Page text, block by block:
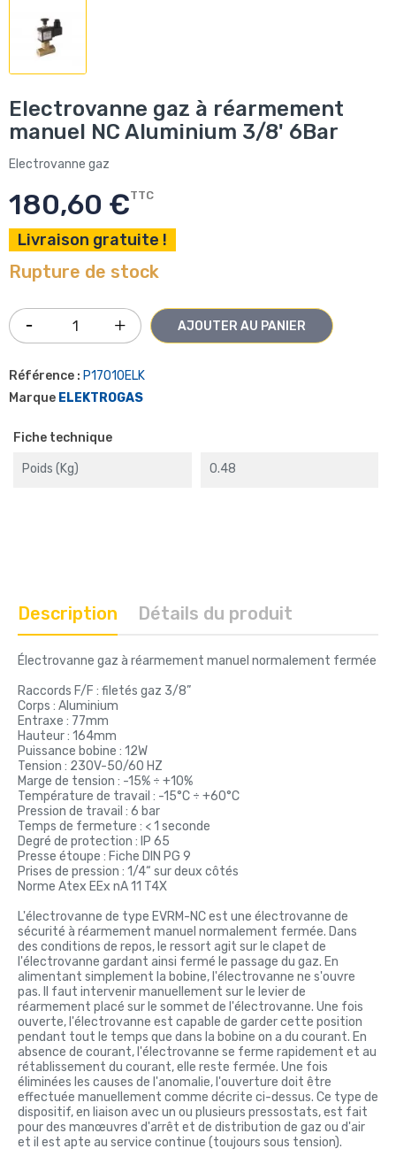
Electrovanne gaz à réarmement
manuel NC Aluminium 3/8' 6Bar
Electrovanne gaz
180,60 €TTC
Livraison gratuite !
Rupture de stock
AJOUTER AU PANIER
Référence : P17010ELK
Marque ELEKTROGAS
Fiche technique
Poids (kg) 0.48
Description Détails du produit
Électrovanne gaz à réarmement manuel normalement fermée
Raccords F/F : filetés gaz 3/8”
Corps : Aluminium
Entraxe : 77mm
Hauteur : 164mm
Puissance bobine : 12W
Tension : 230V-50/60 HZ
Marge de tension : -15% ÷ +10%
Température de travail : -15°C ÷ +60°C
Pression de travail : 6 bar
Temps de fermeture : < 1 seconde
Degré de protection : IP 65
Presse étoupe : Fiche DIN PG 9
Prises de pression : 1/4“ sur deux côtés
Norme Atex EEx nA 11 T4X
L'électrovanne de type EVRM-NC est une électrovanne de
sécurité à réarmement manuel normalement fermée. Dans
des conditions de repos, le ressort agit sur le clapet de
l'électrovanne gardant ainsi fermé le passage du gaz. En
alimentant simplement la bobine, l'électrovanne ne s'ouvre
pas. Il faut intervenir manuellement sur le levier de
réarmement placé sur le sommet de l'électrovanne. Une fois
ouverte, l'électrovanne est capable de garder cette position
pendant tout le temps que dans la bobine on a du courant. En
absence de courant, l'électrovanne se ferme rapidement et au
rétablissement du courant, elle reste fermée. Une fois
éliminées les causes de l'anomalie, l'ouverture doit être
effectuée manuellement comme décrite ci-dessus. Ce type de
dispositif, en liaison avec un ou plusieurs pressostats, est fait
pour des manœuvres d'arrêt et de distribution de gaz ou d'air
et il est apte au service continue (toujours sous tension).